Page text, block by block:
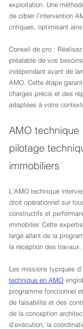
exploitation. Une
de cibler l’intervention
critiques, optimisant
Conseil de pro :
préalable de vos
indépendant avant de
AMO. Cette étape
charges précis et des
adaptées à votre
AMO technique
pilotage
immobiliers
L’AMO technique
droit opérationnel sur
constructifs et
immobilier. Cette
large allant de la
la réception des travaux.
Les missions typiques
technique en AMO
programme fonctionnel
de faisabilité et des
de la conception
d’exécution, la